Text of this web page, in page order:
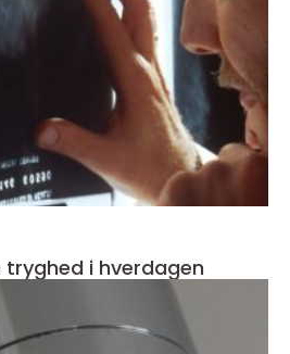
i hverdagen